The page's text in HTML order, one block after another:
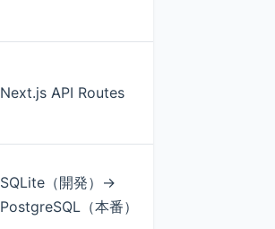
Next.js API Routes
SQLite（開発）→
PostgreSQL（本番）